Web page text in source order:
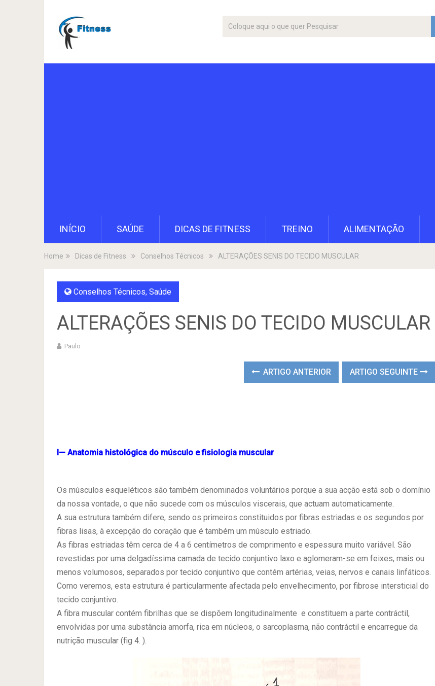
INÍCIO SAÚDE DICAS DE FITNESS TREINO ALIMENTAÇÃO
Home Dicas de Fitness Conselhos Técnicos ALTERAÇÕES SENIS DO TECIDO MUSCULAR
Conselhos Técnicos, Saúde
ALTERAÇÕES SENIS DO TECIDO MUSCULAR
Paulo
ARTIGO ANTERIOR ARTIGO SEGUINTE
I— Anatomia histológica do músculo e fisiologia muscular
Os músculos esqueléticos são também denominados voluntários porque a sua acção está sob o domínio
da nossa vontade, o que não sucede com os músculos viscerais, que actuam automaticamente.
A sua estrutura também difere, sendo os primeiros constituidos por fibras estriadas e os segundos por
fibras lisas, à excepção do coração que é também um músculo estriado.
As fibras estriadas têm cerca de 4 a 6 centímetros de comprimento e espessura muito variável. São
revestidas por uma delgadíssima camada de tecido conjuntivo laxo e aglomeram-se em feixes, mais ou
menos volumosos, separados por tecido conjuntivo que contém artérias, veias, nervos e canais linfáticos.
Como veremos, esta estrutura é particularmente afectada pelo envelhecimento, por fibrose intersticial do
tecido conjuntivo.
A fibra muscular contém fibrilhas que se dispõem longitudinalmente e constituem a parte contráctil,
envolvidas por uma substância amorfa, rica em núcleos, o sarcoplasma, não contráctil e encarregue da
nutrição muscular (fig 4. ).